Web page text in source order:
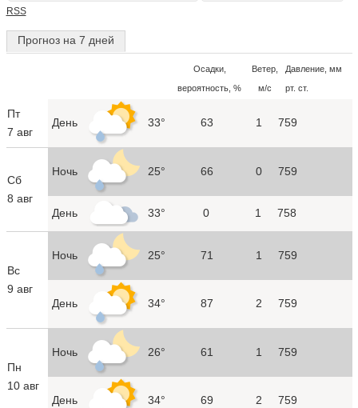
RSS
Прогноз на 7 дней
Осадки,
вероятность, %
Ветер,
м/с
Давление, мм
рт. ст.
Пт
7 авг
День 33° 63 1 759
Сб
8 авг
Ночь 25° 66 0 759
День 33° 0 1 758
Вс
9 авг
Ночь 25° 71 1 759
День 34° 87 2 759
Пн
10 авг
Ночь 26° 61 1 759
День 34° 69 2 759